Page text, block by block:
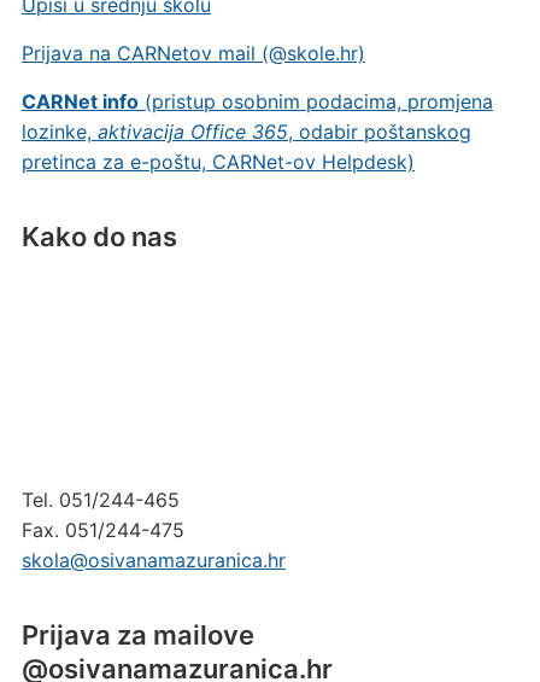
Prijava na CARNetov mail (@skole.hr)
CARNet info (pristup osobnim podacima, promjena
lozinke, aktivacija Office 365, odabir poštanskog
pretinca za e-poštu, CARNet-ov Helpdesk)
Kako do nas
Tel. 051/244-465
Fax. 051/244-475
skola@osivanamazuranica.hr
Prijava za mailove
@osivanamazuranica.hr